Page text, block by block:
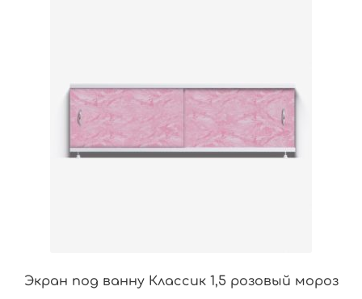
Экран под ванну Классик 1,5 розовый мороз